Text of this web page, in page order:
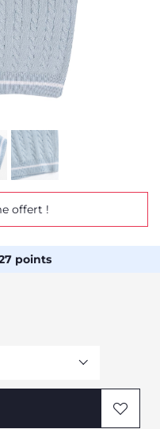
offert !
points
Me prévenir